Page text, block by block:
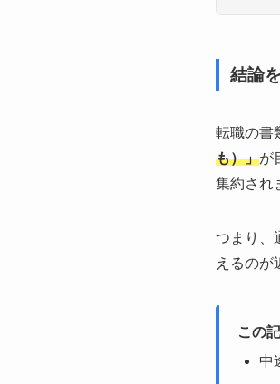
結論
転職の書
も）」が
集約され
つまり、
えるのが
この
中